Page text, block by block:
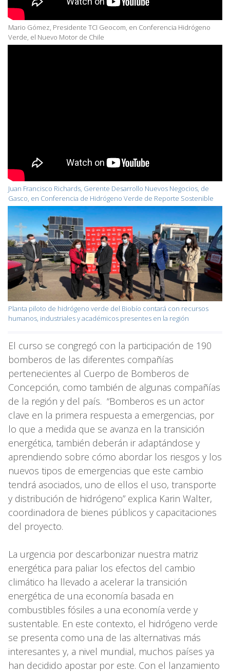
Mario Gómez, Presidente TCI Geocom, en Conferencia Hidrógeno
Verde, el Nuevo Motor de Chile
Juan Francisco Richards, Gerente Desarrollo Nuevos Negocios, de
Gasco, en Conferencia de Hidrógeno Verde de Reporte Sostenible
Planta piloto de hidrógeno verde del Biobío contará con recursos
humanos, industriales y académicos presentes en la región
El curso se congregó con la participación de 190
bomberos de las diferentes compañías
pertenecientes al Cuerpo de Bomberos de
Concepción, como también de algunas compañías
de la región y del país. “Bomberos es un actor
clave en la primera respuesta a emergencias, por
lo que a medida que se avanza en la transición
energética, también deberán ir adaptándose y
aprendiendo sobre cómo abordar los riesgos y los
nuevos tipos de emergencias que este cambio
tendrá asociados, uno de ellos el uso, transporte
y distribución de hidrógeno” explica Karin Walter,
coordinadora de bienes públicos y capacitaciones
del proyecto.
La urgencia por descarbonizar nuestra matriz
energética para paliar los efectos del cambio
climático ha llevado a acelerar la transición
energética de una economía basada en
combustibles fósiles a una economía verde y
sustentable. En este contexto, el hidrógeno verde
se presenta como una de las alternativas más
interesantes y, a nivel mundial, muchos países ya
han decidido apostar por este. Con el lanzamiento